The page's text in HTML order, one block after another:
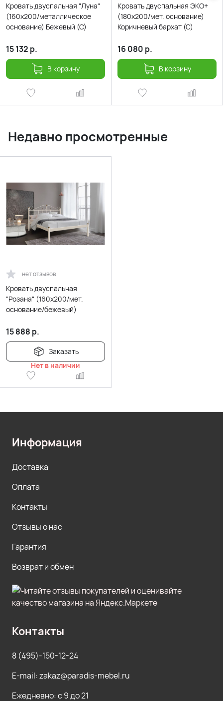
Кровать двуспальная "Луна"
(160х200/металлическое
основание) Бежевый (C)
15 132 р.
В корзину
Кровать двуспальная ЭКО+
(180х200/мет. основание)
Коричневый бархат (С)
16 080 р.
В корзину
Недавно просмотренные
нет отзывов
Кровать двуспальная
"Розана" (160х200/мет.
основание/бежевый)
15 888 р.
Заказать
Нет в наличии
Информация
Доставка
Оплата
Контакты
Отзывы о нас
Гарантия
Возврат и обмен
Контакты
8 (495)-150-12-24
E-mail: zakaz@paradis-mebel.ru
Ежедневно: с 9 до 21